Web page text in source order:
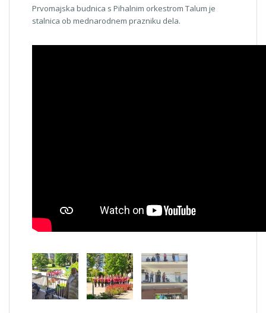
Prvomajska budnica s Pihalnim orkestrom Talum je
stalnica ob mednarodnem prazniku dela.